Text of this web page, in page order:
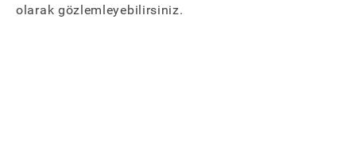
olarak gözlemleyebilirsiniz.